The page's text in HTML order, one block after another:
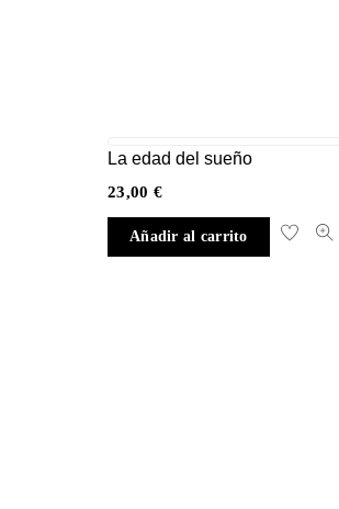
La edad del sueño
23,00 €
Añadir al carrito